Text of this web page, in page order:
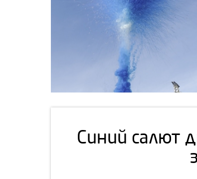
Синий салют